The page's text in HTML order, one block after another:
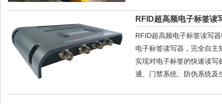
RFID超高频电子标签读
RFID超高频电子标签读写
电子标签读写器，完全自
实现对电子标签的快速读
通、门禁系统、防伪系统及